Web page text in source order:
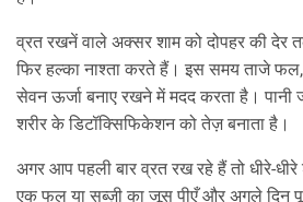
व्रत रखनें वाले अक्सर शाम को दोपहर की देर
फिर हल्का नाश्ता करते हैं। इस समय ताजे फल,
सेवन ऊर्जा बनाए रखने में मदद करता है। पानी
शरीर के डिटॉक्सिफिकेशन को तेज़ बनाता है।
अगर आप पहली बार व्रत रख रहे हैं तो
एक फल या सब्ज़ी का जूस पीएँ और अगले दिन